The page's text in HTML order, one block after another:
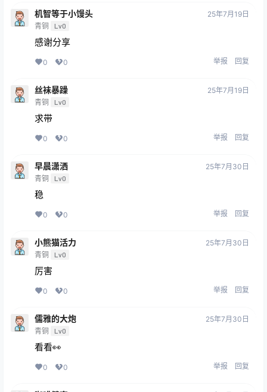
机智等于小馒头
青铜 Lv0
25年7月19日
感谢分享
0 0 举报 回复
丝袜暴躁
青铜 Lv0
25年7月19日
求带
0 0 举报 回复
早晨潇洒
青铜 Lv0
25年7月30日
稳
0 0 举报 回复
小熊猫活力
青铜 Lv0
25年7月30日
厉害
0 0 举报 回复
儒雅的大炮
青铜 Lv0
25年7月30日
看看👀
0 0 举报 回复